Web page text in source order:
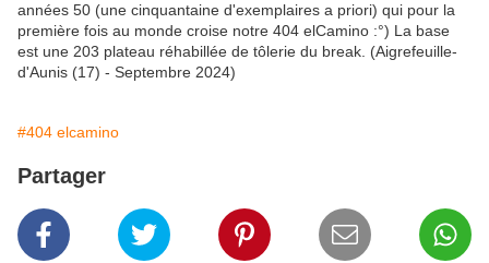
années 50 (une cinquantaine d'exemplaires a priori) qui pour la
première fois au monde croise notre 404 elCamino :°) La base
est une 203 plateau réhabillée de tôlerie du break. (Aigrefeuille-
d'Aunis (17) - Septembre 2024)
#404 elcamino
Partager